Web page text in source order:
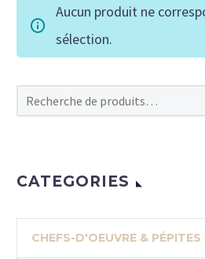
Aucun produit ne
sélection.
CATEGORIES
CHEFS-D'OEUVRE & PÉPITES